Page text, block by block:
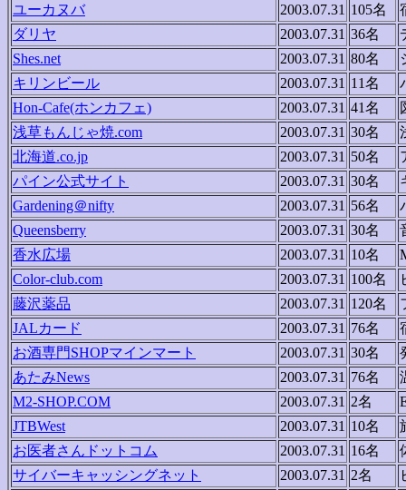
ユーカヌバ
2003.07.31 105名
ダリヤ
2003.07.31 36名
Shes.net
2003.07.31 80名
キリンビール
2003.07.31 11名
Hon-Cafe(ホンカフェ)
2003.07.31 41名
浅草もんじゃ焼.com
2003.07.31 30名
北海道.co.jp
2003.07.31 50名
パイン公式サイト
2003.07.31 30名
Gardening＠nifty
2003.07.31 56名
Queensberry
2003.07.31 30名
香水広場
2003.07.31 10名
Color-club.com
2003.07.31 100名
藤沢薬品
2003.07.31 120名
JALカード
2003.07.31 76名
お酒専門SHOPマインマート
2003.07.31 30名
あたみNews
2003.07.31 76名
M2-SHOP.COM
2003.07.31 2名
JTBWest
2003.07.31 10名
お医者さんドットコム
2003.07.31 16名
サイバーキャッシングネット
2003.07.31 2名